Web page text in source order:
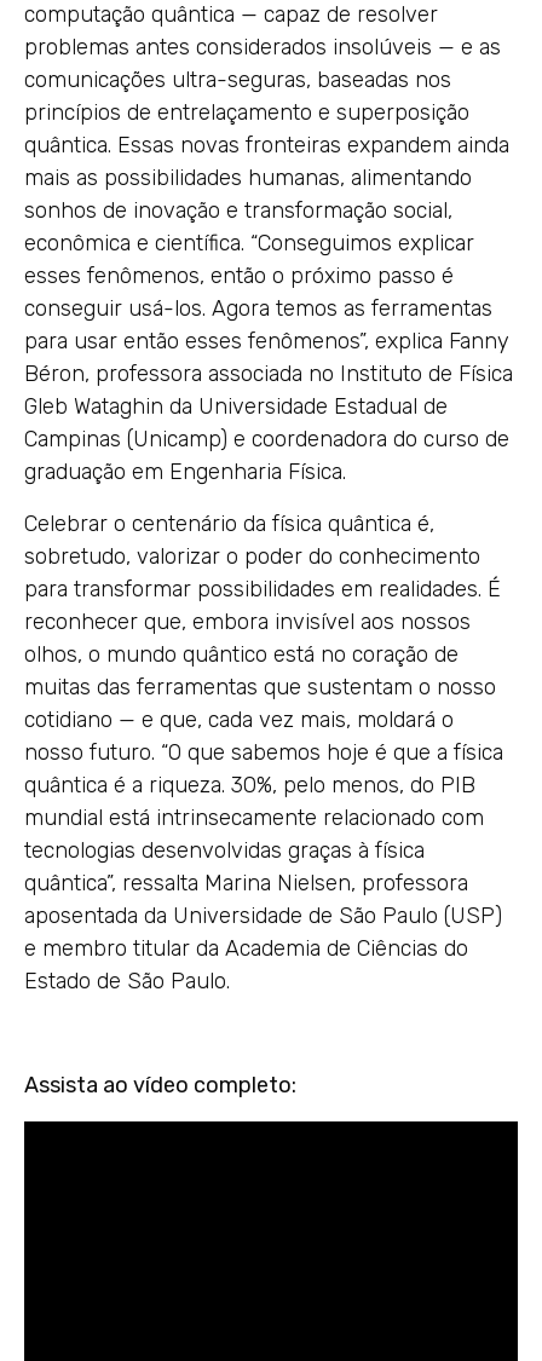
computação quântica — capaz de resolver
problemas antes considerados insolúveis — e as
comunicações ultra-seguras, baseadas nos
princípios de entrelaçamento e superposição
quântica. Essas novas fronteiras expandem ainda
mais as possibilidades humanas, alimentando
sonhos de inovação e transformação social,
econômica e científica. “Conseguimos explicar
esses fenômenos, então o próximo passo é
conseguir usá-los. Agora temos as ferramentas
para usar então esses fenômenos”, explica Fanny
Béron, professora associada no Instituto de Física
Gleb Wataghin da Universidade Estadual de
Campinas (Unicamp) e coordenadora do curso de
graduação em Engenharia Física.
Celebrar o centenário da física quântica é,
sobretudo, valorizar o poder do conhecimento
para transformar possibilidades em realidades. É
reconhecer que, embora invisível aos nossos
olhos, o mundo quântico está no coração de
muitas das ferramentas que sustentam o nosso
cotidiano — e que, cada vez mais, moldará o
nosso futuro. “O que sabemos hoje é que a física
quântica é a riqueza. 30%, pelo menos, do PIB
mundial está intrinsecamente relacionado com
tecnologias desenvolvidas graças à física
quântica”, ressalta Marina Nielsen, professora
aposentada da Universidade de São Paulo (USP)
e membro titular da Academia de Ciências do
Estado de São Paulo.
Assista ao vídeo completo: